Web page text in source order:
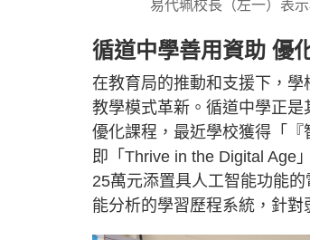
易代珮校長（左一）表
循道中學善用資助 優
在教育局的推動和支援下，
教學模式革新。循道中學正
優化課程，最近學校獲得「
即「Thrive in the Digital Age
25萬元添置具人工智能功能
能分析的學習歷程系統，針對